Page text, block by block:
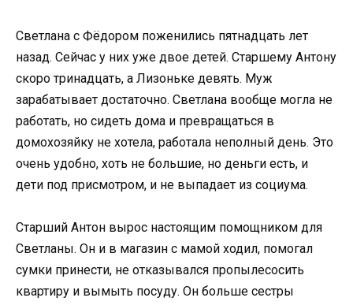
Светлана с Фёдором поженились пятнадцать лет
назад. Сейчас у них уже двое детей. Старшему Антону
скоро тринадцать, а Лизоньке девять. Муж
зарабатывает достаточно. Светлана вообще могла не
работать, но сидеть дома и превращаться в
домохозяйку не хотела, работала неполный день. Это
очень удобно, хоть не большие, но деньги есть, и
дети под присмотром, и не выпадает из социума.
Старший Антон вырос настоящим помощником для
Светланы. Он и в магазин с мамой ходил, помогал
сумки принести, не отказывался пропылесосить
квартиру и вымыть посуду. Он больше сестры